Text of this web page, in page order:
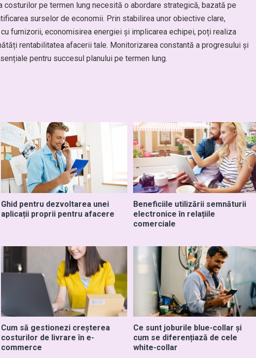
costurilor pe termen lung necesită o abordare strategică, bazată pe
surselor de economii. Prin stabilirea unor obiective clare,
furnizorii, economisirea energiei și implicarea echipei, poți realiza
rentabilitatea afacerii tale. Monitorizarea constantă a progresului și
pentru succesul planului pe termen lung.
Ghid pentru dezvoltarea unei
aplicații proprii pentru afacere
Beneficiile utilizării semnăturii
electronice în relațiile
comerciale
Cum să gestionezi creșterea
costurilor de livrare în e-
commerce
Ce sunt joburile blue-collar și
cum se diferențiază de cele
white-collar